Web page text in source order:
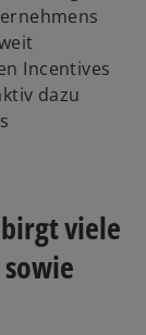
Incentives
dazu
viele